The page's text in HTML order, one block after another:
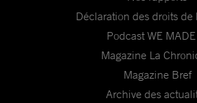
Déclaration des droits
Podcast WE
Magazine La
Magazine Bref
Archive des